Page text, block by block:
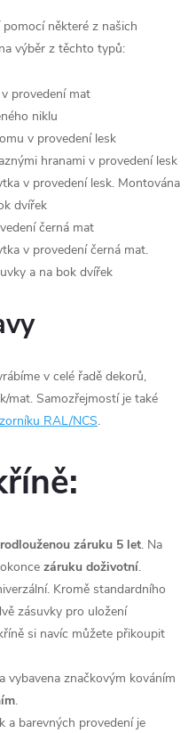
některé z našich
výběr z těchto typů:
provedení mat
niklu
v provedení lesk
hranami v provedení lesk
v provedení lesk. Montována
dvířek
černá mat
v provedení černá mat.
a na bok dvířek
v celé řadě dekorů,
mat. Samozřejmostí je také
RAL/NCS.
záruku 5 let. Na
záruku doživotní.
Kromě standardního
zásuvky pro uložení
si navíc můžete přikoupit
značkovým kováním
.
a barevných provedení je